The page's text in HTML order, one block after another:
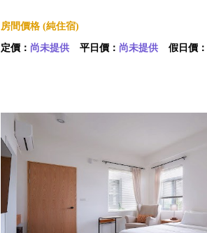
房間價格 (純住宿)
定價： 尚未提供 平日價： 尚未提供 假日價：